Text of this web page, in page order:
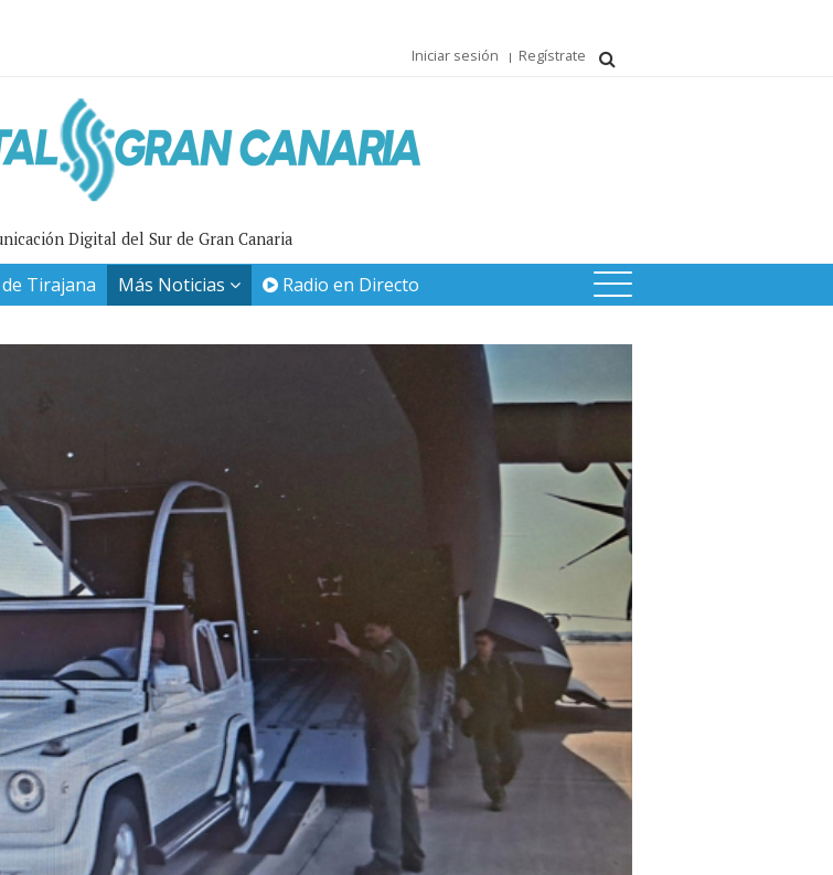
Iniciar sesión Regístrate
Digital del Sur de Gran Canaria
Tirajana Más Noticias Radio en Directo